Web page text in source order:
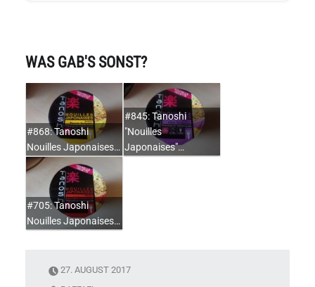
WAS GAB'S SONST?
#868: Tanoshi
Nouilles Japonaises…
#845: Tanoshi
"Nouilles
Japonaises"…
#705: Tanoshi
Nouilles Japonaises…
27. AUGUST 2017